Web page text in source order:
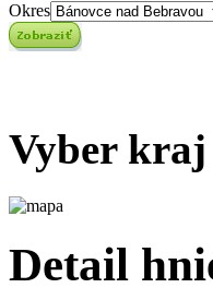
Okres
Vyber kraj
Detail